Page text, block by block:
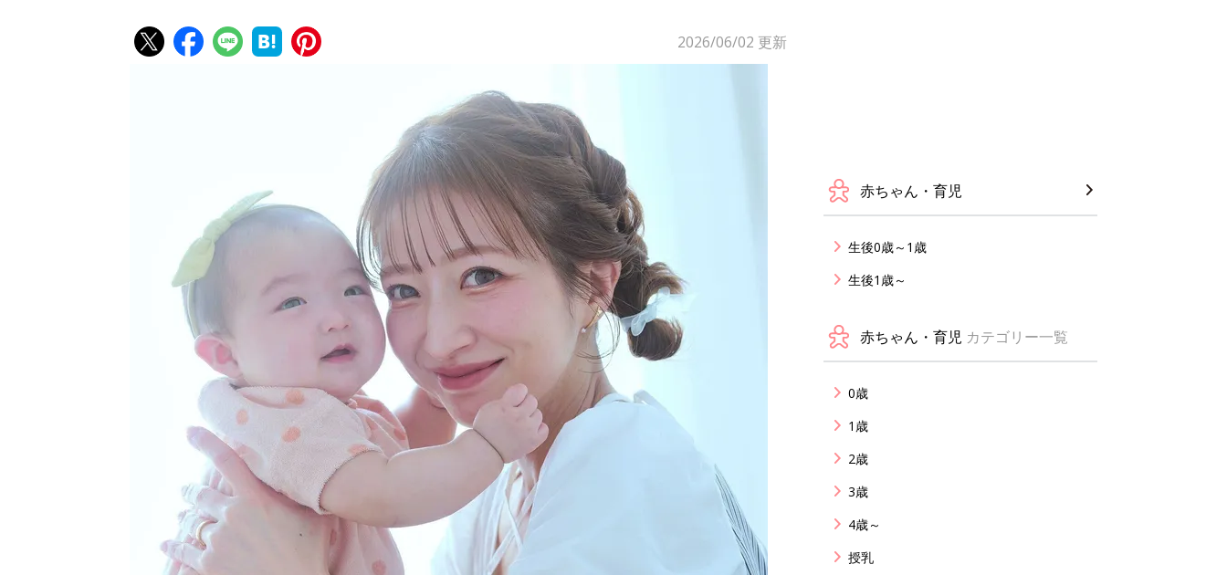
2026/06/02 更新
赤ちゃん・育児
生後0歳～1歳
生後1歳～
赤ちゃん・育児 カテゴリー一覧
0歳
1歳
2歳
3歳
4歳～
授乳